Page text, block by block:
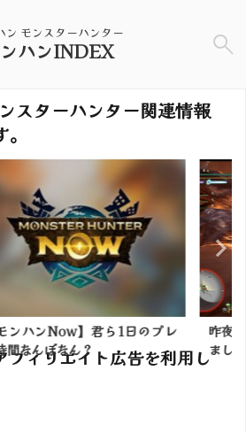
ン モンスターハンター
ハンINDEX
スターハンター関連情報
ンNow】君ら1日のプレ
んぼなん？
昨夜は
ました(9/
フィリエイト広告を利用し